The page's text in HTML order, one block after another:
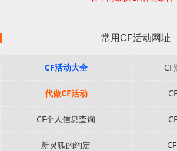
常用CF活动网址
CF活动大全
代做CF活动
CF个人信息查询
新灵狐的约定